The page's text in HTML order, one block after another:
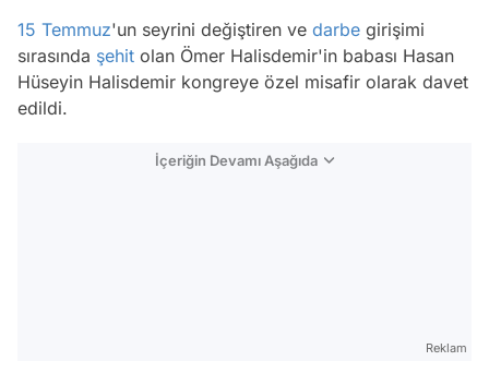
15 Temmuz'un seyrini değiştiren ve darbe girişimi
sırasında şehit olan Ömer Halisdemir'in babası Hasan
Hüseyin Halisdemir kongreye özel misafir olarak davet
edildi.
İçeriğin Devamı Aşağıda
Reklam